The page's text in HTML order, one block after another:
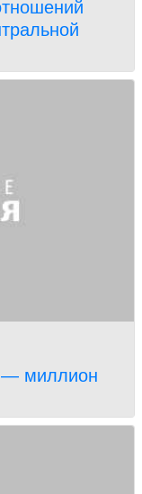
— миллион